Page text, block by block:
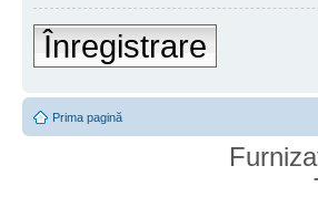
Înregistrare
Prima pagină